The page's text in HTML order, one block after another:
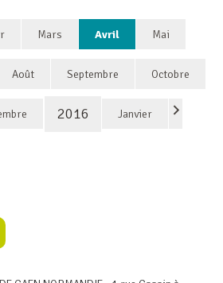
Mars Avril Mai
Août Septembre Octobre
2016 Janvier